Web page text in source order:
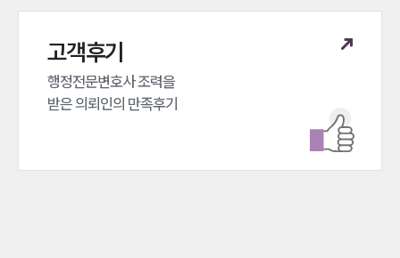
고객후기
행정전문변호사 조력을
받은 의뢰인의 만족후기